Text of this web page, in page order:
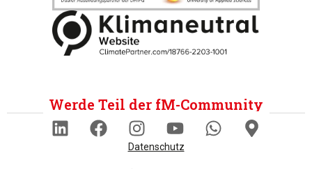
Werde Teil der fM-Community
Datenschutz